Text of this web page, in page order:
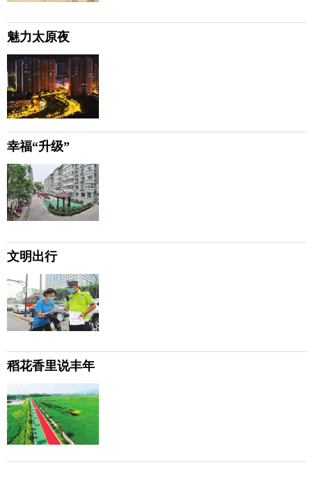
魅力太原夜
幸福“升级”
文明出行
稻花香里说丰年